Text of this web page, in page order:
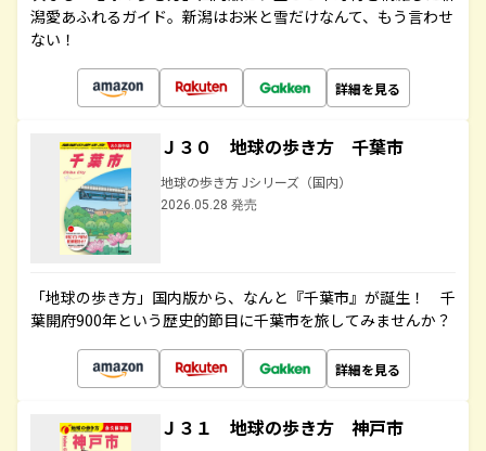
潟愛あふれるガイド。新潟はお米と雪だけなんて、もう言わせ
ない！
詳細を見る
Ｊ３０ 地球の歩き方 千葉市
地球の歩き方 Jシリーズ（国内）
2026.05.28 発売
「地球の歩き方」国内版から、なんと『千葉市』が誕生！ 千
葉開府900年という歴史的節目に千葉市を旅してみませんか？
詳細を見る
Ｊ３１ 地球の歩き方 神戸市